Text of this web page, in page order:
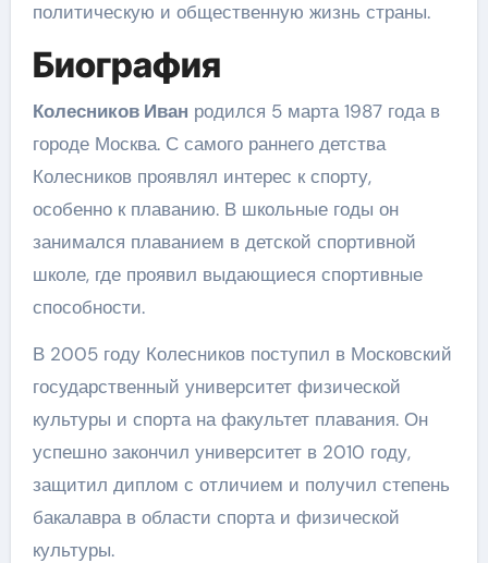
политическую и общественную жизнь страны.
Биография
Колесников Иван родился 5 марта 1987 года в
городе Москва. С самого раннего детства
Колесников проявлял интерес к спорту,
особенно к плаванию. В школьные годы он
занимался плаванием в детской спортивной
школе, где проявил выдающиеся спортивные
способности.
В 2005 году Колесников поступил в Московский
государственный университет физической
культуры и спорта на факультет плавания. Он
успешно закончил университет в 2010 году,
защитил диплом с отличием и получил степень
бакалавра в области спорта и физической
культуры.